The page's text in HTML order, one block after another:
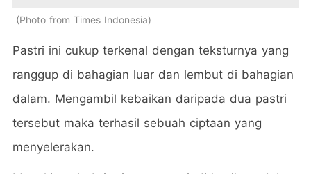
Photo from Times Indonesia
Pastri ini cukup terkenal dengan teksturnya yang
ranggup di bahagian luar dan lembut di bahagian
dalam. Mengambil kebaikan daripada dua pastri
tersebut maka terhasil sebuah ciptaan yang
menyelerakan.